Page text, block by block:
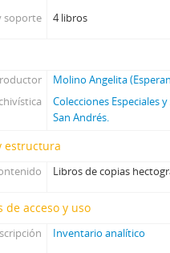
soporte
4 libros
Molino Angelita
Colecciones Especiales
San Andrés.
estructura
Libros de copias
de acceso y uso
Inventario analítico